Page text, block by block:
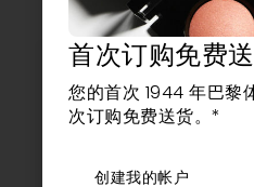
60欧
首次订购免费
您的首次 1944 年巴黎
次订购免费送货。*
创建我的帐户